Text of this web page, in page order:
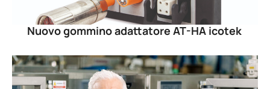
Nuovo gommino adattatore AT-HA icotek